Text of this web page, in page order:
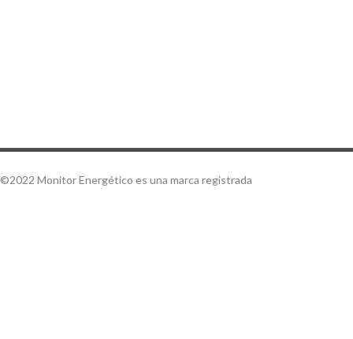
©2022 Monitor Energético es una marca registrada